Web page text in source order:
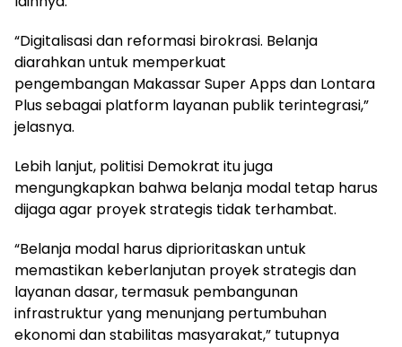
“Digitalisasi dan reformasi birokrasi. Belanja
diarahkan untuk memperkuat
pengembangan Makassar Super Apps dan Lontara
Plus sebagai platform layanan publik terintegrasi,”
jelasnya.
Lebih lanjut, politisi Demokrat itu juga
mengungkapkan bahwa belanja modal tetap harus
dijaga agar proyek strategis tidak terhambat.
“Belanja modal harus diprioritaskan untuk
memastikan keberlanjutan proyek strategis dan
layanan dasar, termasuk pembangunan
infrastruktur yang menunjang pertumbuhan
ekonomi dan stabilitas masyarakat,” tutupnya